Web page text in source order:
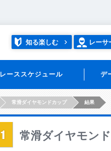
知る楽しむ レーサ
レーススケジュール デ
常滑ダイヤモンドカップ 結果
常滑ダイヤモン